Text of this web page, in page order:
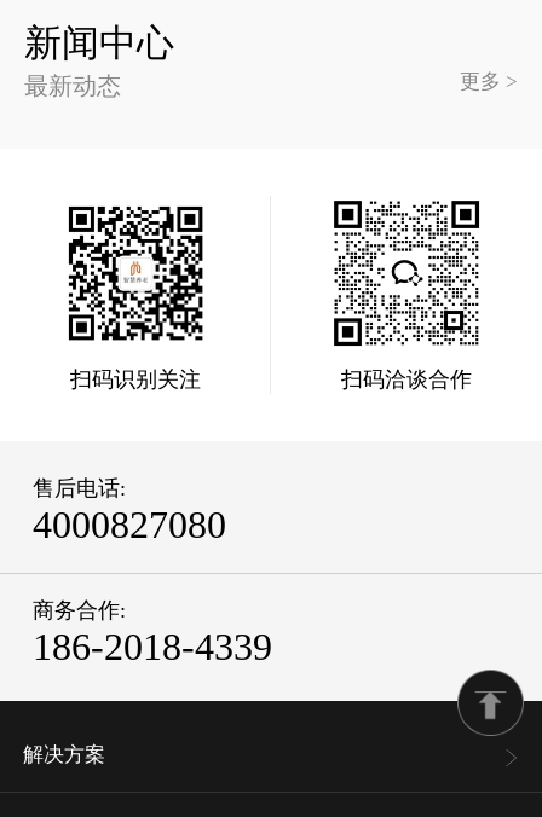
新闻中心
最新动态 更多 >
扫码识别关注 扫码洽谈合作
售后电话:
4000827080
商务合作:
186-2018-4339
解决方案